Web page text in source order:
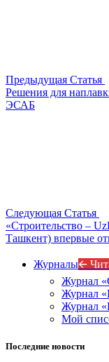
Предыдущая Статья
Решения для
ЭСАБ
Следующая Статья
«Строительство –
Ташкент) впервые
Журналы🡨
Журнал
Журнал
Журнал
Мой
Последние новости